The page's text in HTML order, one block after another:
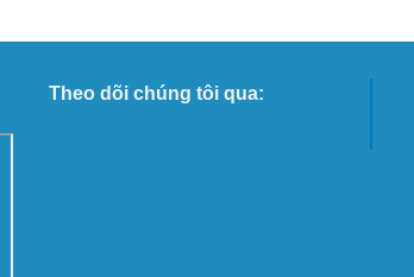
Theo dõi chúng tôi qua: